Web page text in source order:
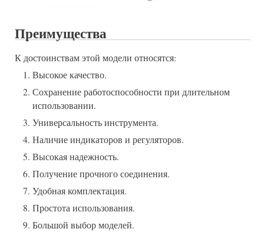
Преимущества
К достоинствам этой модели относятся:
Высокое качество.
Сохранение работоспособности при длительном
использовании.
Универсальность инструмента.
Наличие индикаторов и регуляторов.
Высокая надежность.
Получение прочного соединения.
Удобная комплектация.
Простота использования.
Большой выбор моделей.